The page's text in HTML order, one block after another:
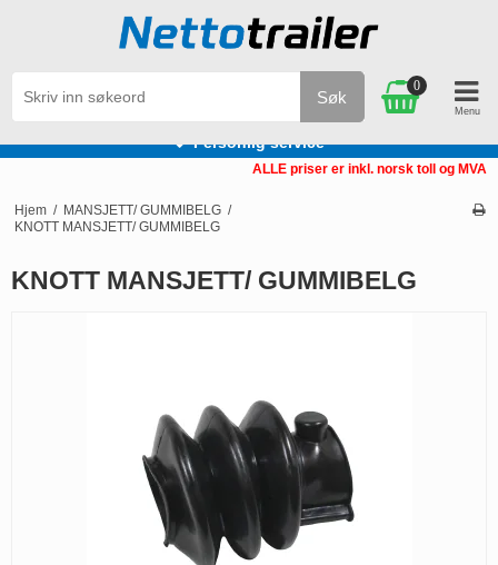
Personlig service
Søk
0
ALLE priser er inkl. norsk toll og MVA
Hjem / MANSJETT/ GUMMIBELG /
KNOTT MANSJETT/ GUMMIBELG
KNOTT MANSJETT/ GUMMIBELG